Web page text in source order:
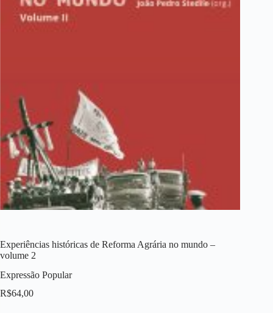
Experiências históricas de Reforma Agrária no mundo –
volume 2
Expressão Popular
R$64,00